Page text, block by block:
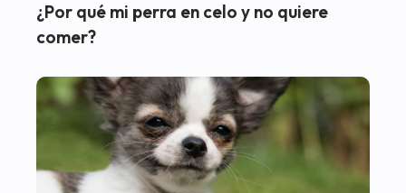
¿Por qué mi perra en celo y no quiere
comer?